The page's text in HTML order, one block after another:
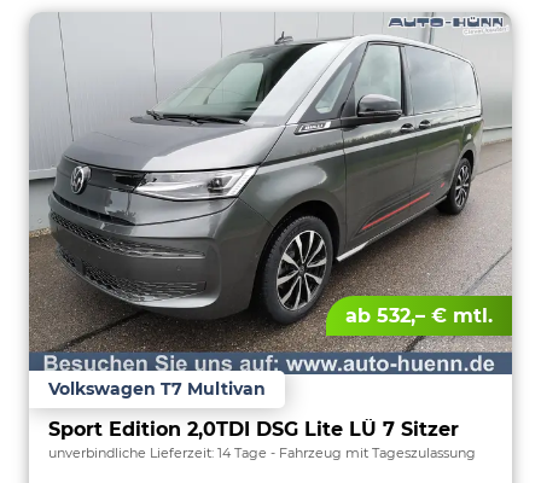
ab 532,– € mtl.
Volkswagen T7 Multivan
Sport Edition 2,0TDI DSG Lite LÜ 7 Sitzer
unverbindliche Lieferzeit: 14 Tage Fahrzeug mit Tageszulassung